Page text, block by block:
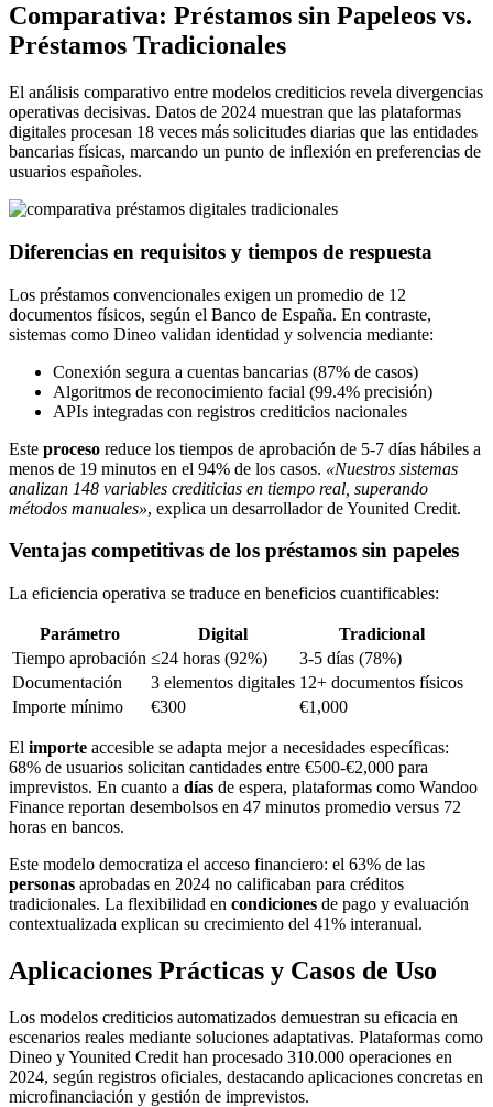
Comparativa: Préstamos sin Papeleos vs.
Préstamos Tradicionales
El análisis comparativo entre modelos crediticios revela divergencias
operativas decisivas. Datos de 2024 muestran que las plataformas
digitales procesan 18 veces más solicitudes diarias que las entidades
bancarias físicas, marcando un punto de inflexión en preferencias de
usuarios españoles.
Diferencias en requisitos y tiempos de respuesta
Los préstamos convencionales exigen un promedio de 12
documentos físicos, según el Banco de España. En contraste,
sistemas como Dineo validan identidad y solvencia mediante:
Conexión segura a cuentas bancarias (87% de casos)
Algoritmos de reconocimiento facial (99.4% precisión)
APIs integradas con registros crediticios nacionales
Este proceso reduce los tiempos de aprobación de 5-7 días hábiles a
menos de 19 minutos en el 94% de los casos. «Nuestros sistemas
analizan 148 variables crediticias en tiempo real, superando
métodos manuales», explica un desarrollador de Younited Credit.
Ventajas competitivas de los préstamos sin papeles
La eficiencia operativa se traduce en beneficios cuantificables:
Parámetro Digital
Tradicional
Tiempo aprobación ≤24 horas (92%)
3-5 días (78%)
Documentación
3 elementos digitales 12+ documentos físicos
Importe mínimo
€300 €1,000
El importe accesible se adapta mejor a necesidades específicas:
68% de usuarios solicitan cantidades entre €500-€2,000 para
imprevistos. En cuanto a días de espera, plataformas como Wandoo
Finance reportan desembolsos en 47 minutos promedio versus 72
horas en bancos.
Este modelo democratiza el acceso financiero: el 63% de las
personas aprobadas en 2024 no calificaban para créditos
tradicionales. La flexibilidad en condiciones de pago y evaluación
contextualizada explican su crecimiento del 41% interanual.
Aplicaciones Prácticas y Casos de Uso
Los modelos crediticios automatizados demuestran su eficacia en
escenarios reales mediante soluciones adaptativas. Plataformas como
Dineo y Younited Credit han procesado 310.000 operaciones en
2024, según registros oficiales, destacando aplicaciones concretas en
microfinanciación y gestión de imprevistos.